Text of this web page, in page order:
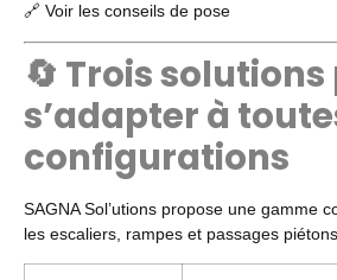
🔗 Voir les conseils de pose
🔄 Trois
s’adapter à
configurations
SAGNA Sol’utions propose une gamme
les escaliers, rampes et passages